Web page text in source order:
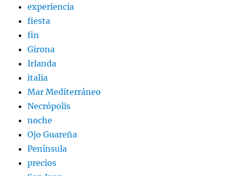
experiencia
fiesta
fin
Girona
Irlanda
italia
Mar Mediterráneo
Necrópolis
noche
Ojo Guareña
Península
precios